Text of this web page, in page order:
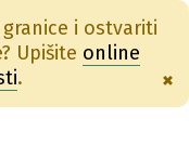
i ostvariti
Upišite online
. ×